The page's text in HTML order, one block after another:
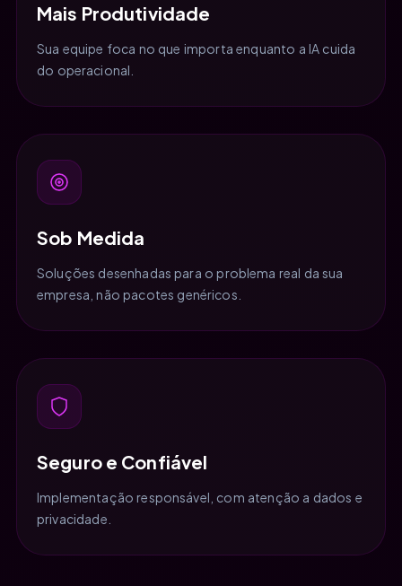
Mais Produtividade
Sua equipe foca no que importa enquanto a IA cuida
do operacional.
Sob Medida
Soluções desenhadas para o problema real da sua
empresa, não pacotes genéricos.
Seguro e Confiável
Implementação responsável, com atenção a dados e
privacidade.